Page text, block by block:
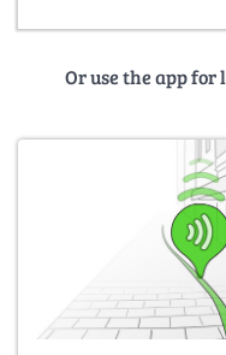
Or use the app